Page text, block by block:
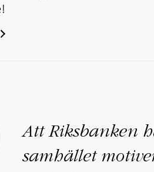
Att Riksbanken
samhället